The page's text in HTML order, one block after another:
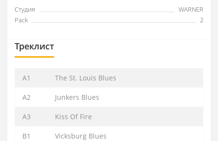
Студия
WARNER
Pack
2
Треклист
A1 The St. Louis Blues
A2 Junkers Blues
A3 Kiss Of Fire
B1 Vicksburg Blues